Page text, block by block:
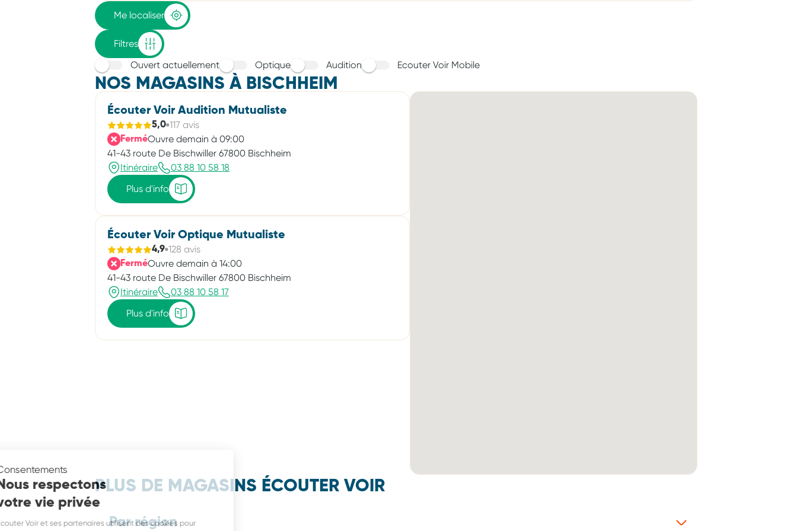
Consentements
Nous respectons
votre vie privée
Écouter Voir et ses partenaires utilisent des cookies pour
adresse
Me localiser
Filtres
Ouvert actuellement
Optique Audition Ecouter Voir Mobile
NOS MAGASINS À BISCHHEIM
Écouter Voir Audition Mutualiste
5,0 117 avis
FerméOuvre demain à 09:00
41-43 route De Bischwiller 67800 Bischheim
Itinéraire
03 88 10 58 18
Plus d'info
Écouter Voir Optique Mutualiste
4,9 128 avis
FerméOuvre demain à 14:00
41-43 route De Bischwiller 67800 Bischheim
Itinéraire
03 88 10 58 17
Plus d'info
PLUS DE MAGASINS ÉCOUTER VOIR
Par région